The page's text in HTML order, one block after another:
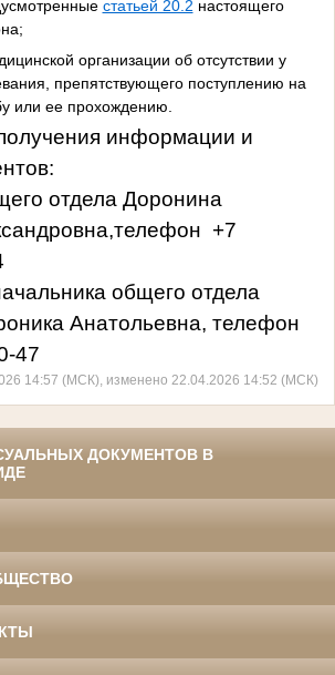
статьей 20.2 настоящего
организации об отсутствии у
препятствующего поступлению на
или ее прохождению.
информации и
отдела Доронина
+7
общего отдела
Анатольевна, телефон
47
14:57 (МСК), изменено 22.04.2026 14:52 (МСК)
ДОКУМЕНТОВ В